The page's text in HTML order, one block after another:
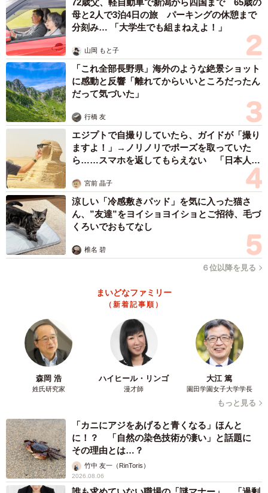
母と2人で3泊4日の旅 パーキングの休憩まで
分刻み… 「大学生でも組まねえよ！」
山岡 もと子
「これ全部長野県」海外のような絶景ショット
に感動と反響「離れてからいいところだったん
だって気づいた」
行橋 友
エジプトで自撮りしていたら、ガイドが「撮り
ますよ！」→ノリノリでポーズを取っていた
ら……スマホを返してもらえない 「日本人は
カモ代表かも」「私は6時間で3万円払った」
宮前 晶子
涼しい「冷感敷きパッド」を気に入った猫さ
ん、”友達”をヨイショヨイショとご招待、毛づ
くろいでおもてなし
椎名 碧
６位以降を見る
まいどなファミリー
（新着記事順）
森岡 浩
姓氏研究家
ハイヒール・リンゴ
漫才師
大江 篤
園田学園女子大学学長
もっと見る
「カニにアジをあげると青くなる」ほんと
に！？ 「自然の染色技術が凄い」と話題に
その理由とは…？
竹中 友一（RinToris）
2026.08.06